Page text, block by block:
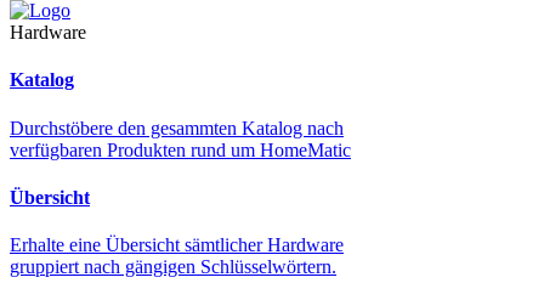
Hardware
Katalog
Durchstöbere den gesammten Katalog nach
verfügbaren Produkten rund um HomeMatic
Übersicht
Erhalte eine Übersicht sämtlicher Hardware
gruppiert nach gängigen Schlüsselwörtern.